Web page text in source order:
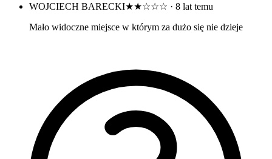
WOJCIECH BARECKI★★☆☆☆ · 8 lat temu
Mało widoczne miejsce w którym za dużo się nie dzieje